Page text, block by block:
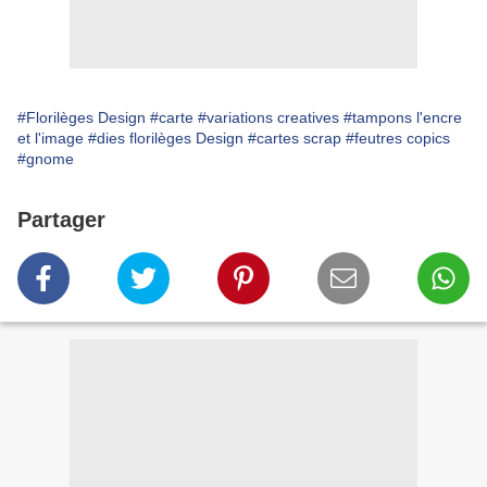
#Florilèges Design #carte #variations creatives #tampons l'encre
et l'image #dies florilèges Design #cartes scrap #feutres copics
#gnome
Partager